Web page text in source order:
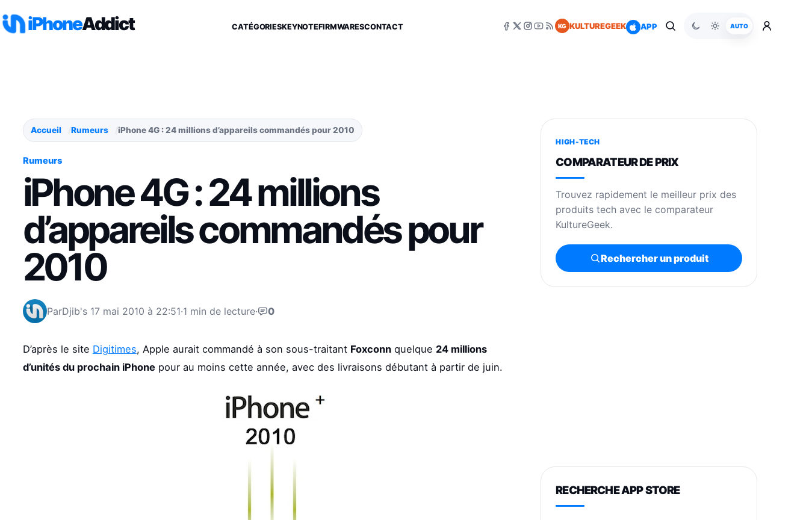
iPhoneAddict CATÉGORIESKEYNOTEFIRMWARESCONTACT KG KULTUREGEEK APP AUTO
Accueil Rumeurs iPhone 4G : 24 millions d’appareils commandés pour 2010
Rumeurs
iPhone 4G : 24 millions
d’appareils commandés pour
2010
ParDjib's 17 mai 2010 à 22:51·1 min de lecture· 0
D’après le site Digitimes, Apple aurait commandé à son sous-traitant Foxconnquelque 24 millions
d’unités du prochain iPhonepour au moins cette année, avec des livraisons débutant à partir de juin.
HIGH-TECH
COMPARATEUR DE PRIX
Trouvez rapidement le meilleur prix des
produits tech avec le comparateur
KultureGeek.
Rechercher un produit
RECHERCHE APP STORE